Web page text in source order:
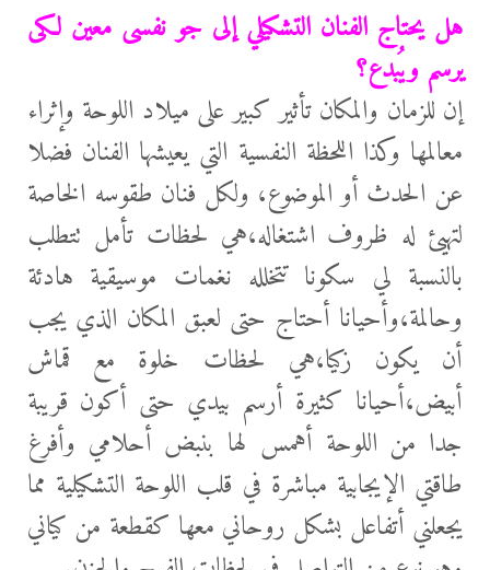
هل يحتاج الفنان التشكيلي إلى جو نفسى معين لكى
يرسم ويُبدع؟
إن للزمان والمكان تأثير كبير على ميلاد اللوحة وإثراء
معالمها وكذا اللحظة النفسية التي يعيشها الفنان فضلا
عن الحدث أو الموضوع، ولكل فنان طقوسه الخاصة
لتهيئ له ظروف اشتغاله،هي لحظات تأمل تتطلب
بالنسبة لي سكونا تتخلله نغمات موسيقية هادئة
وحالمة،وأحيانا أحتاج حتى لعبق المكان الذي يجب
أن يكون زكيا،هي لحظات خلوة مع قماش
أبيض،أحيانا كثيرة أرسم بيدي حتى أكون قريبة
جدا من اللوحة أهمس لها بنبض أحلامي وأفرغ
طاقتي الإيجابية مباشرة في قلب اللوحة التشكيلية مما
يجعلني أتفاعل بشكل روحاني معها كقطعة من كياني